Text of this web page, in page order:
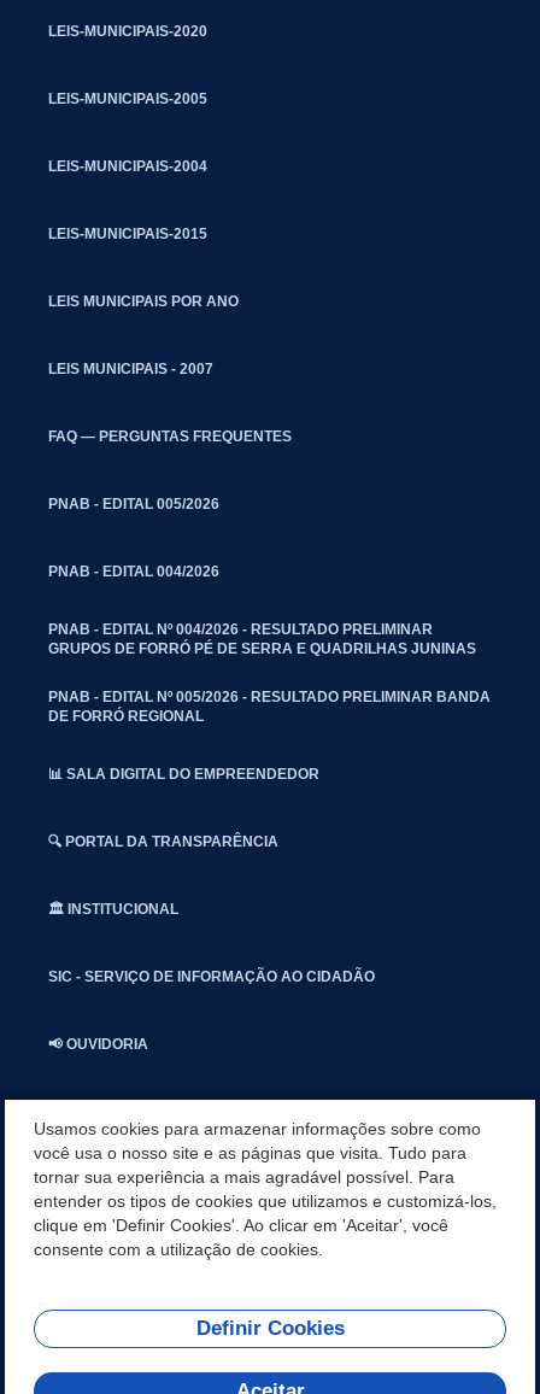
LEIS-MUNICIPAIS-2020
LEIS-MUNICIPAIS-2005
LEIS-MUNICIPAIS-2004
LEIS-MUNICIPAIS-2015
LEIS MUNICIPAIS POR ANO
LEIS MUNICIPAIS - 2007
FAQ — PERGUNTAS FREQUENTES
PNAB - EDITAL 005/2026
PNAB - EDITAL 004/2026
PNAB - EDITAL Nº 004/2026 - RESULTADO PRELIMINAR
GRUPOS DE FORRÓ PÉ DE SERRA E QUADRILHAS JUNINAS
PNAB - EDITAL Nº 005/2026 - RESULTADO PRELIMINAR BANDA
DE FORRÓ REGIONAL
📊 SALA DIGITAL DO EMPREENDEDOR
🔍 PORTAL DA TRANSPARÊNCIA
🏛️ INSTITUCIONAL
SIC - SERVIÇO DE INFORMAÇÃO AO CIDADÃO
📢 OUVIDORIA
📱🩺 SAUDE CONECTADA
🎭 UMBUZEIRO NOTÍCIAS
REDES SOCIAIS
Usamos cookies para armazenar informações sobre como
você usa o nosso site e as páginas que visita. Tudo para
tornar sua experiência a mais agradável possível. Para
entender os tipos de cookies que utilizamos e customizá-los,
clique em 'Definir Cookies'. Ao clicar em 'Aceitar', você
consente com a utilização de cookies.
Definir Cookies